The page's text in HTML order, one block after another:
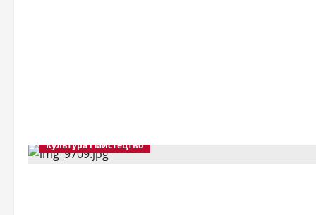
Культура і мистецтво